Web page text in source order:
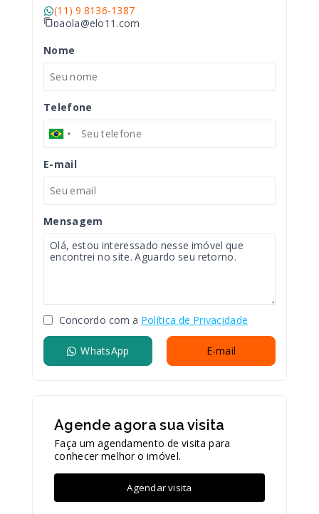
(11) 9 8136-1387
paola@elo11.com
Nome
Telefone
E-mail
Mensagem
Concordo com a Política de Privacidade
WhatsApp E-mail
Agende agora sua visita
Faça um agendamento de visita para
conhecer melhor o imóvel.
Agendar visita